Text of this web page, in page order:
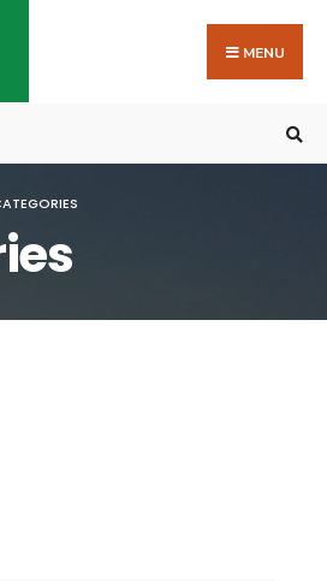
MENU